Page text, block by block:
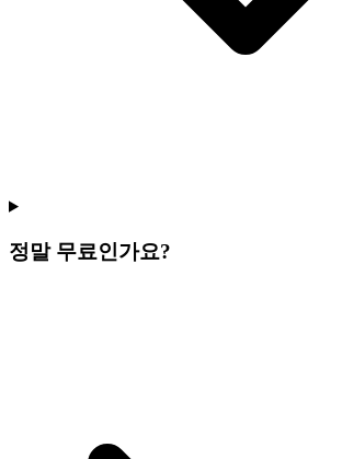
정말 무료인가요?